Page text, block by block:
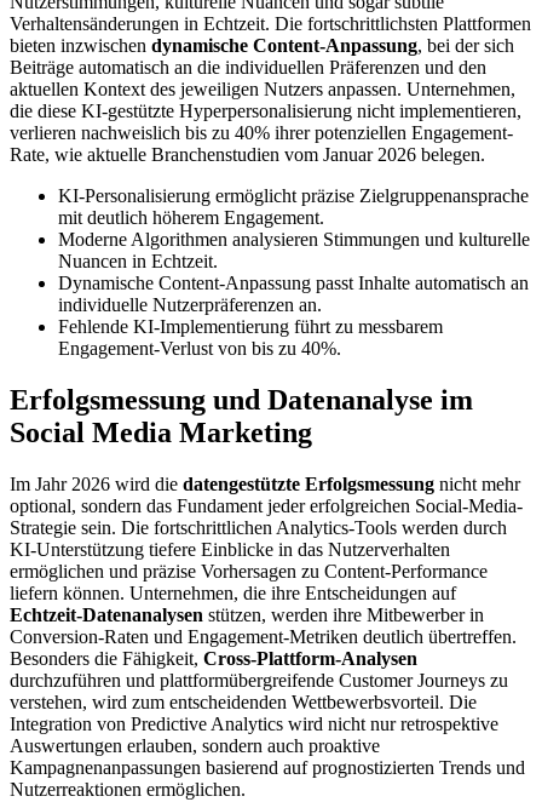
Verhaltensänderungen in Echtzeit. Die fortschrittlichsten Plattformen
bieten inzwischen dynamische Content-Anpassung, bei der sich
Beiträge automatisch an die individuellen Präferenzen und den
aktuellen Kontext des jeweiligen Nutzers anpassen. Unternehmen,
die diese KI-gestützte Hyperpersonalisierung nicht implementieren,
verlieren nachweislich bis zu 40% ihrer potenziellen Engagement-
Rate, wie aktuelle Branchenstudien vom Januar 2026 belegen.
KI-Personalisierung ermöglicht präzise Zielgruppenansprache
mit deutlich höherem Engagement.
Moderne Algorithmen analysieren Stimmungen und kulturelle
Nuancen in Echtzeit.
Dynamische Content-Anpassung passt Inhalte automatisch an
individuelle Nutzerpräferenzen an.
Fehlende KI-Implementierung führt zu messbarem
Engagement-Verlust von bis zu 40%.
Erfolgsmessung und Datenanalyse im
Social Media Marketing
Im Jahr 2026 wird die datengestützte Erfolgsmessung nicht mehr
optional, sondern das Fundament jeder erfolgreichen Social-Media-
Strategie sein. Die fortschrittlichen Analytics-Tools werden durch
KI-Unterstützung tiefere Einblicke in das Nutzerverhalten
ermöglichen und präzise Vorhersagen zu Content-Performance
liefern können. Unternehmen, die ihre Entscheidungen auf
Echtzeit-Datenanalysen stützen, werden ihre Mitbewerber in
Conversion-Raten und Engagement-Metriken deutlich übertreffen.
Besonders die Fähigkeit, Cross-Plattform-Analysen
durchzuführen und plattformübergreifende Customer Journeys zu
verstehen, wird zum entscheidenden Wettbewerbsvorteil. Die
Integration von Predictive Analytics wird nicht nur retrospektive
Auswertungen erlauben, sondern auch proaktive
Kampagnenanpassungen basierend auf prognostizierten Trends und
Nutzerreaktionen ermöglichen.